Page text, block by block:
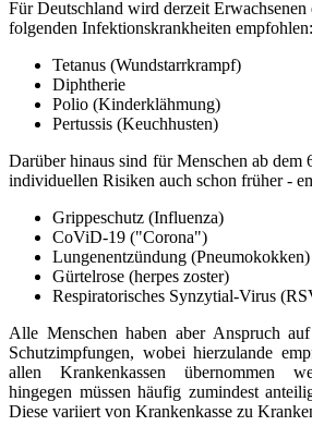
Für Deutschland wird derzeit
folgenden Infektionskrankheiten empfohlen:
Tetanus (Wundstarrkrampf)
Diphtherie
Polio (Kinderklähmung)
Pertussis (Keuchhusten)
Darüber hinaus sind für Menschen ab dem
individuellen Risiken auch schon früher -
Grippeschutz (Influenza)
CoViD-19 ("Corona")
Lungenentzündung (Pneumokokken)
Gürtelrose (herpes zoster)
Respiratorisches Synzytial-Virus
Alle Menschen haben aber Anspruch
Schutzimpfungen, wobei hierzulande
allen Krankenkassen übernommen
hingegen müssen häufig zumindest
Diese variiert von Krankenkasse zu